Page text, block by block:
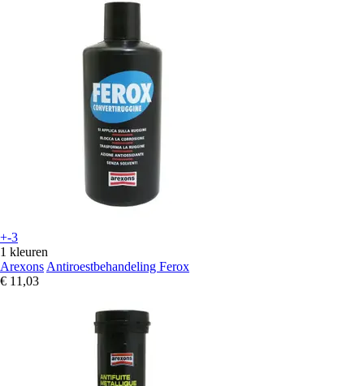
+-3
1 kleuren
Arexons Antiroestbehandeling Ferox
€ 11,03